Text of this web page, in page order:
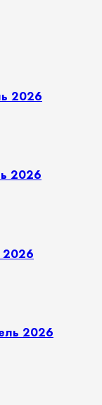
2026
2026
2026
2026